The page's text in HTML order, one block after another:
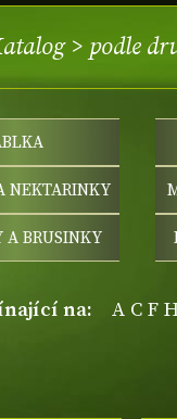
> podle
NEKTARINKY
A BRUSINKY
na: A C F